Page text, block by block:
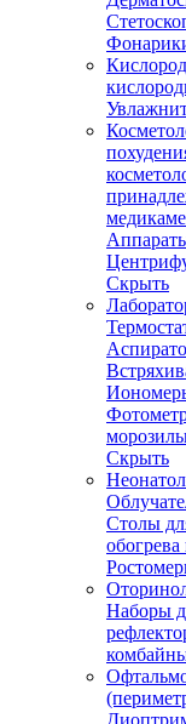
Скрыть
Скрыть
Столы
Наборы